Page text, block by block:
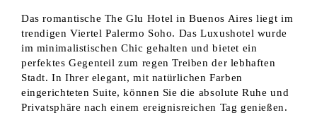
Das romantische The Glu Hotel in Buenos Aires liegt im
trendigen Viertel Palermo Soho. Das Luxushotel wurde
im minimalistischen Chic gehalten und bietet ein
perfektes Gegenteil zum regen Treiben der lebhaften
Stadt. In Ihrer elegant, mit natürlichen Farben
eingerichteten Suite, können Sie die absolute Ruhe und
Privatsphäre nach einem ereignisreichen Tag genießen.